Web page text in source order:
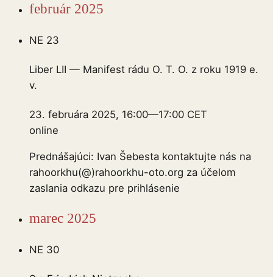
február 2025
NE 23
Liber LII — Manifest rádu O. T. O. z roku 1919 e.
v.
23. februára 2025, 16:00—17:00 CET
online
Prednášajúci: Ivan Šebesta kontaktujte nás na
rahoorkhu(@)rahoorkhu-oto.org za účelom
zaslania odkazu pre prihlásenie
marec 2025
NE 30